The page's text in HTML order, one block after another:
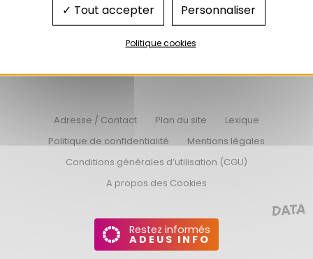
Nos offres d’emplois
Adresse / Contact Plan du site
Lexique
Politique de confidentialité
Mentions légales
Conditions générales d’utilisation (CGU)
A propos des Cookies
Restez informés
ADEUS INFO
Tout accepter
Personnaliser
Politique cookies